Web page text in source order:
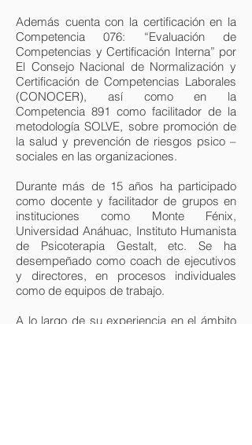
Además cuenta con la certificación en la
Competencia 076: “Evaluación de
Competencias y Certificación Interna” por
El Consejo Nacional de Normalización y
Certificación de Competencias Laborales
(CONOCER), así como en la
Competencia 891 como facilitador de la
metodología SOLVE, sobre promoción de
la salud y prevención de riesgos psico –
sociales en las organizaciones.
Durante más de 15 años ha participado
como docente y facilitador de grupos en
instituciones como Monte Fénix,
Universidad Anáhuac, Instituto Humanista
de Psicoterapia Gestalt, etc. Se ha
desempeñado como coach de ejecutivos
y directores, en procesos individuales
como de equipos de trabajo.
A lo largo de su experiencia en el ámbito